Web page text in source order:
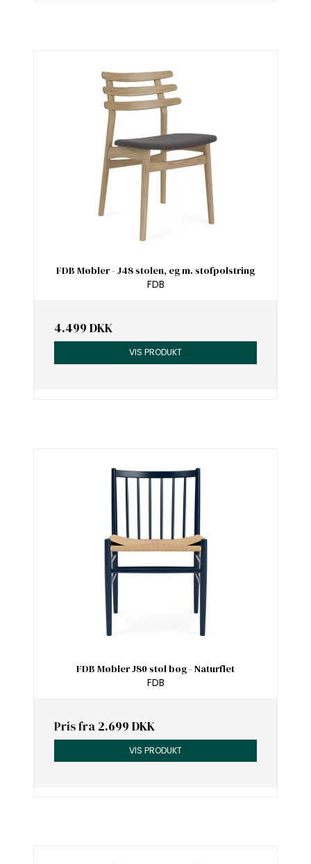
FDB Møbler - J48 stolen, eg m. stofpolstring
FDB
4.499 DKK
VIS PRODUKT
FDB Møbler J80 stol bøg - Naturflet
FDB
Pris fra 2.699 DKK
VIS PRODUKT